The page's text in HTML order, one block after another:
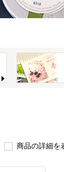
商品の詳細を